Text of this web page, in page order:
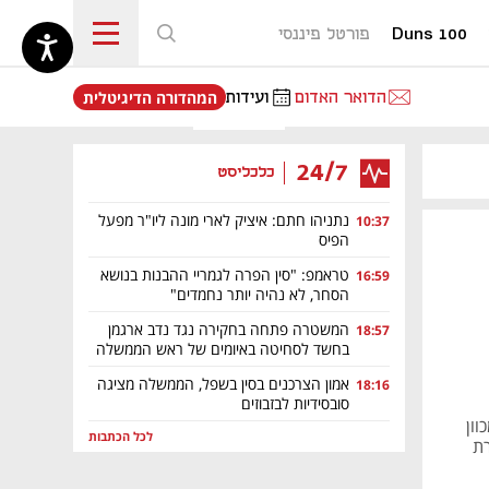
Duns 100 פורטל פיננסי
הדואר האדום ועידות
נפתח בכרטיסייה חדשה
המהדורה הדיגיטלית
24/7 כלכליסט
10:37 נתניהו חתם: איציק לארי מונה ליו"ר מפעל
הפיס
16:59 טראמפ: "סין הפרה לגמריי ההבנות בנושא
הסחר, לא נהיה יותר נחמדים"
18:57 המשטרה פתחה בחקירה נגד נדב ארגמן
בחשד לסחיטה באיומים של ראש הממשלה
18:16 אמון הצרכנים בסין בשפל, הממשלה מציגה
סובסידיות לבזבוזים
לכל הכתבות